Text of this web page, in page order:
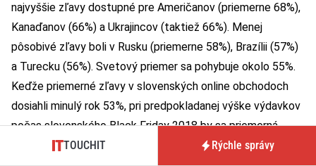
najvyššie zľavy dostupné pre Američanov (priemerne 68%),
Kanaďanov (66%) a Ukrajincov (taktiež 66%). Menej
pôsobivé zľavy boli v Rusku (priemerne 58%), Brazílii (57%)
a Turecku (56%). Svetový priemer sa pohybuje okolo 55%.
Keďže priemerné zľavy v slovenských online obchodoch
dosiahli minulý rok 53%, pri predpokladanej výške výdavkov
počas slovenského Black Friday 2018 by sa priemerná
ušetrená suma mala pohybovať okolo 229€.
TOUCHIT Rýchle správy